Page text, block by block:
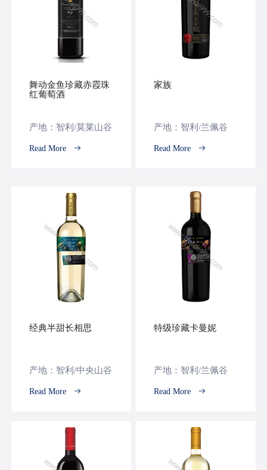
舞动金鱼珍藏赤霞珠
红葡萄酒
产地：智利/莫莱山谷
Read More
家族
产地：智利/兰佩谷
Read More
经典半甜长相思
产地：智利/中央山谷
Read More
特级珍藏卡曼妮
产地：智利/兰佩谷
Read More